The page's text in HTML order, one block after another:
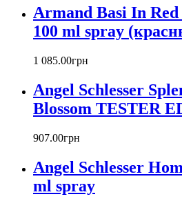
Bill Blass
Biotherm
Blumarine
Bond № 9
Boucheron
Bourjois
Britney Spears
Bruno Banani
Bvlgari
Byblos
Byredo
Armand Basi In
100 ml spray
1 085.00грн
Angel Schlesser
Blossom TESTER
907.00грн
Angel Schlesser
ml spray